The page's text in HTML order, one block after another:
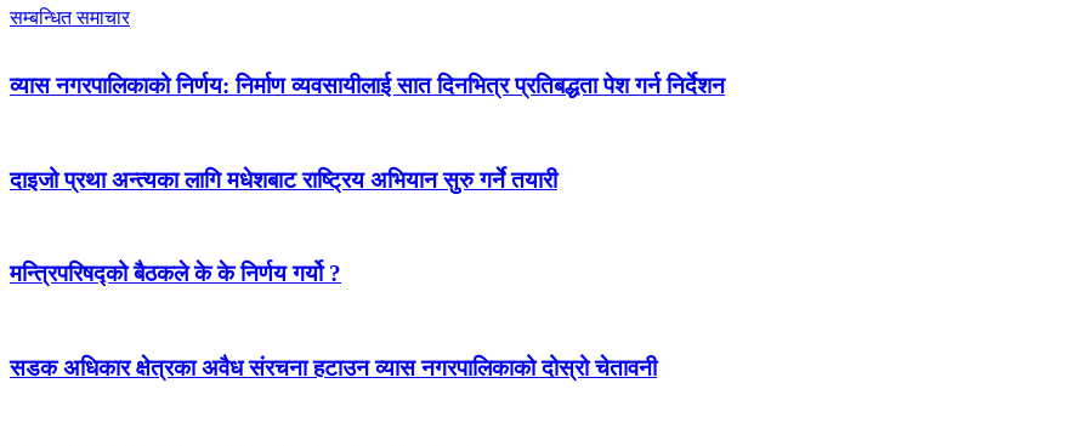
सम्बन्धित समाचार
व्यास नगरपालिकाको निर्णय: निर्माण व्यवसायीलाई सात दिनभित्र प्रतिबद्धता पेश गर्न निर्देशन
दाइजो प्रथा अन्त्यका लागि मधेशबाट राष्ट्रिय अभियान सुरु गर्ने तयारी
मन्त्रिपरिषद्को बैठकले के के निर्णय गर्यो ?
सडक अधिकार क्षेत्रका अवैध संरचना हटाउन व्यास नगरपालिकाको दोस्रो चेतावनी